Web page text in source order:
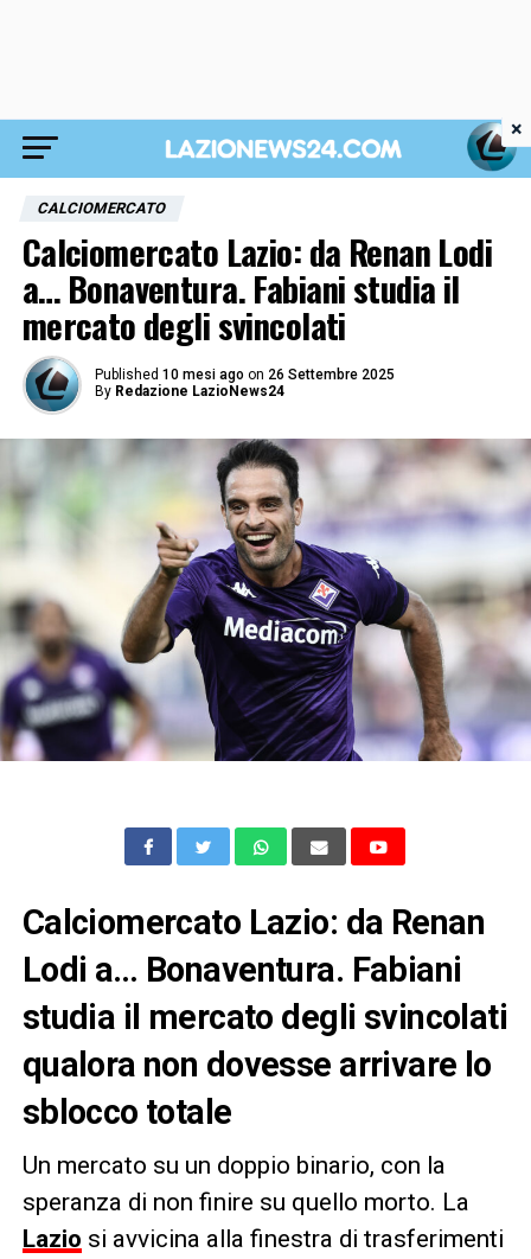
CALCIOMERCATO
Calciomercato Lazio: da Renan Lodi
a… Bonaventura. Fabiani studia il
mercato degli svincolati
Published 10 mesi ago on 26 Settembre 2025
By Redazione LazioNews24
Calciomercato Lazio: da Renan
Lodi a… Bonaventura. Fabiani
studia il mercato degli svincolati
qualora non dovesse arrivare lo
sblocco totale
Un mercato su un doppio binario, con la
speranza di non finire su quello morto. La
Lazio si avvicina alla finestra di trasferimenti
×